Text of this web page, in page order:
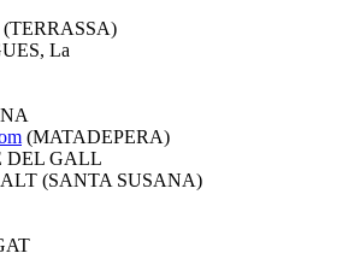
(TERRASSA)
La
(MATADEPERA)
DEL GALL
(SANTA SUSANA)